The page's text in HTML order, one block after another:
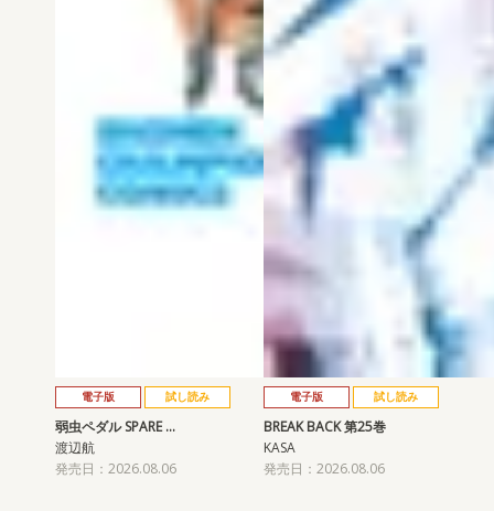
電子版 試し読み
弱虫ペダル SPARE …
渡辺航
発売日：2026.08.06
電子版 試し読み
BREAK BACK 第25巻
KASA
発売日：2026.08.06